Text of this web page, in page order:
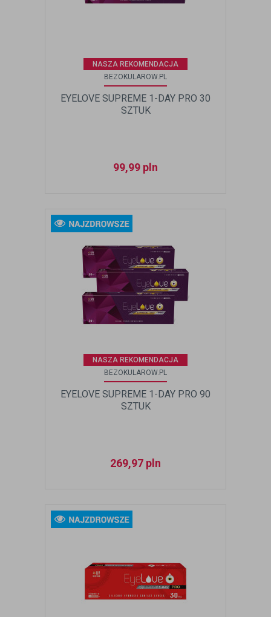
NASZA REKOMENDACJA
BEZOKULAROW.PL
EYELOVE SUPREME 1-DAY PRO 30
SZTUK
99,99 pln
NASZA REKOMENDACJA
BEZOKULAROW.PL
EYELOVE SUPREME 1-DAY PRO 90
SZTUK
269,97 pln